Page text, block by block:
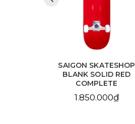
SAIGON SKATESHOP
BLANK SOLID RED
COMPLETE
1.850.000₫